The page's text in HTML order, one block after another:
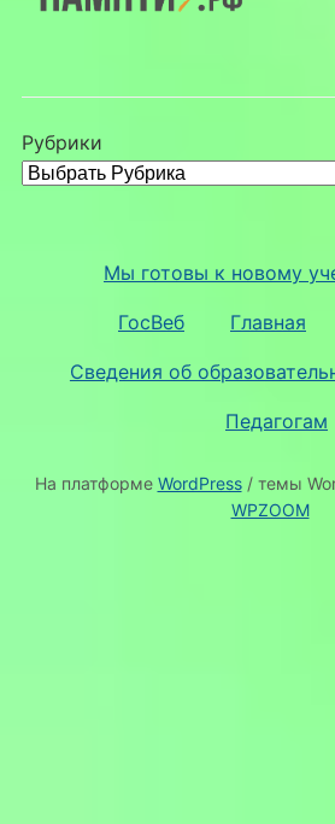
Рубрики
Мы готовы к новому
ГосВеб Главная
Сведения об
Педагогам
На платформе WordPress/ темы
WPZOOM